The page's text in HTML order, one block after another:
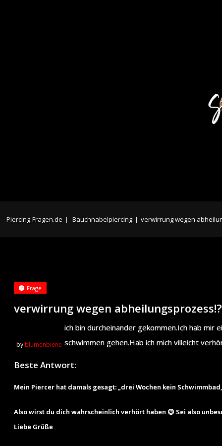
Piercing-Fragen.de | Bauchnabelpiercing | verwirrung wegen
verwirrung wegen abheilungsprozess!?
Frage
byblumenbiene
ich bin durcheinander gekommen.Ich hab
schwimmen gehen.Hab ich mich villeicht
Beste Antwort:
Mein Piercer hat damals gesagt: „drei Wochen kein
Also wirst du dich wahrscheinlich verhört haben 😉 Sei also
Liebe Grüße